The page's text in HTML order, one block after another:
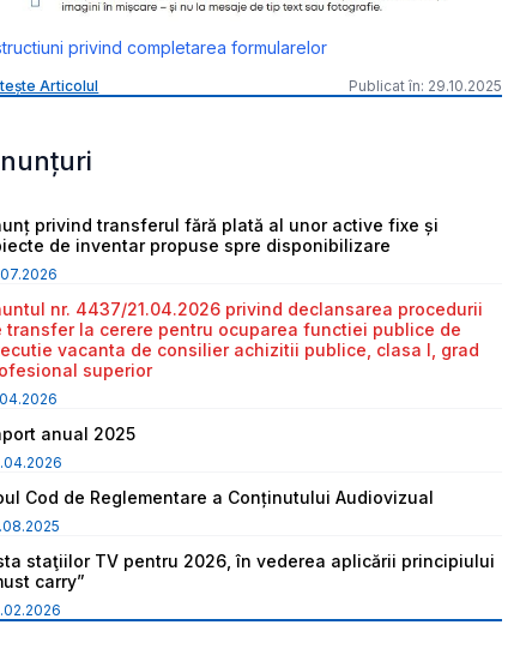
privind completarea formularelor
Articolul Publicat în: 29.10.2025
privind transferul fără plată al unor active fixe și
de inventar propuse spre disponibilizare
nr. 4437/21.04.2026 privind declansarea procedurii
transfer la cerere pentru ocuparea functiei publice de
vacanta de consilier achizitii publice, clasa I, grad
superior
anual 2025
Cod de Reglementare a Conținutului Audiovizual
staţiilor TV pentru 2026, în vederea aplicării principiului
carry”